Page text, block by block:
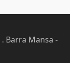
. Barra Mansa -